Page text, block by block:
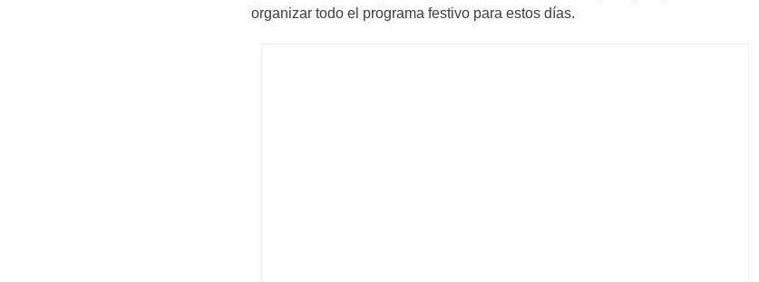
organizar todo el programa festivo para estos días.